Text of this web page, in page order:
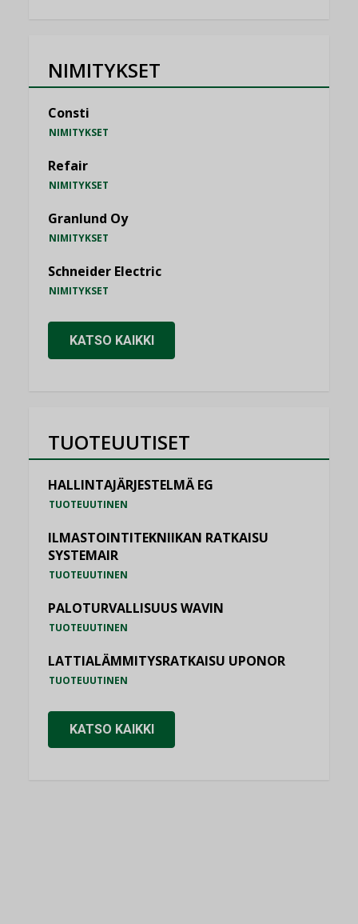
NIMITYKSET
Consti
NIMITYKSET
Refair
NIMITYKSET
Granlund Oy
NIMITYKSET
Schneider Electric
NIMITYKSET
KATSO KAIKKI
TUOTEUUTISET
HALLINTAJÄRJESTELMÄ EG
TUOTEUUTINEN
ILMASTOINTITEKNIIKAN RATKAISU
SYSTEMAIR
TUOTEUUTINEN
PALOTURVALLISUUS WAVIN
TUOTEUUTINEN
LATTIALÄMMITYSRATKAISU UPONOR
TUOTEUUTINEN
KATSO KAIKKI